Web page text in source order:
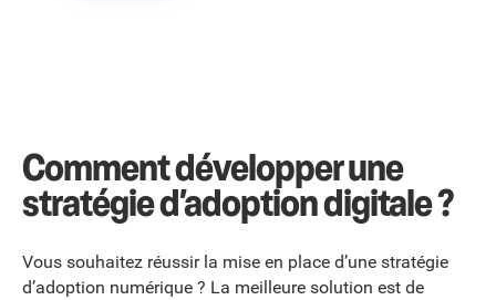
Comment développer une
stratégie d’adoption digitale ?
Vous souhaitez réussir la mise en place d’une stratégie
d’adoption numérique ? La meilleure solution est de